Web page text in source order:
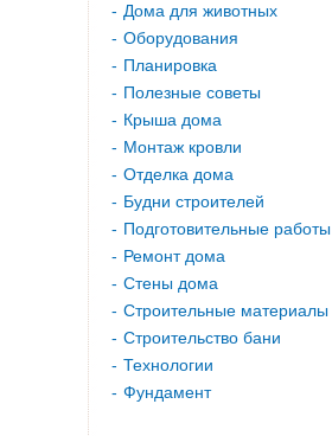
Дома для животных
Оборудования
Планировка
Полезные советы
Крыша дома
Монтаж кровли
Отделка дома
Будни строителей
Подготовительные работы
Ремонт дома
Стены дома
Строительные материалы
Строительство бани
Технологии
Фундамент